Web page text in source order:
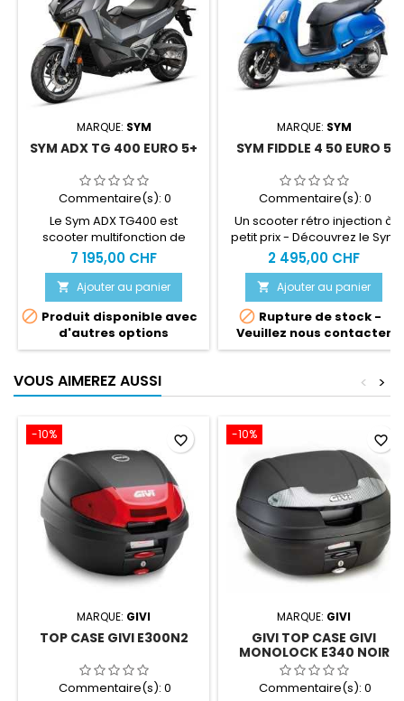
MARQUE: SYM
SYM ADX TG 400 EURO 5+
Commentaire(s): 0
Le Sym ADX TG400 est
scooter multifonction de
400cc. Grâce à sa garde sol
rehaussée et son
équipement suspensions issu
de la moto, ce maxi-scooter
est capable de vous amener
dans les chemins les plus
escarpés ACHAT EN LIGNE =
OBLIGATOIRE VOIR LES
CONDITIONS D'ACHAT EN
www.motoslive.ch
7 195,00 CHF
 Ajouter au panier
 Produit disponible avec
d'autres options
MARQUE: SYM
SYM FIDDLE 4 50 EURO 5
Commentaire(s): 0
Un scooter rétro injection à
petit prix - Découvrez le Sym
Fiddle 4 50 Euro 5 Prise
accessoire Intégral sous
selleACHAT EN LIGNE =
SERVICE CLEFS EN MAINS
OBLIGATOIREPlus d'info sur
notre site spécialisé :
www.motoslive.ch
2 495,00 CHF
 Ajouter au panier
 Rupture de stock -
Veuillez nous contacter
VOUS AIMEREZ AUSSI >
<
-10%
MARQUE: GIVI
TOP CASE GIVI E300N2
Commentaire(s): 0
favorite_border -10%
MARQUE: GIVI
GIVI TOP CASE GIVI
MONOLOCK E340 NOIR
MAT EN VERSION TECH
Commentaire(s): 0
favorite_border